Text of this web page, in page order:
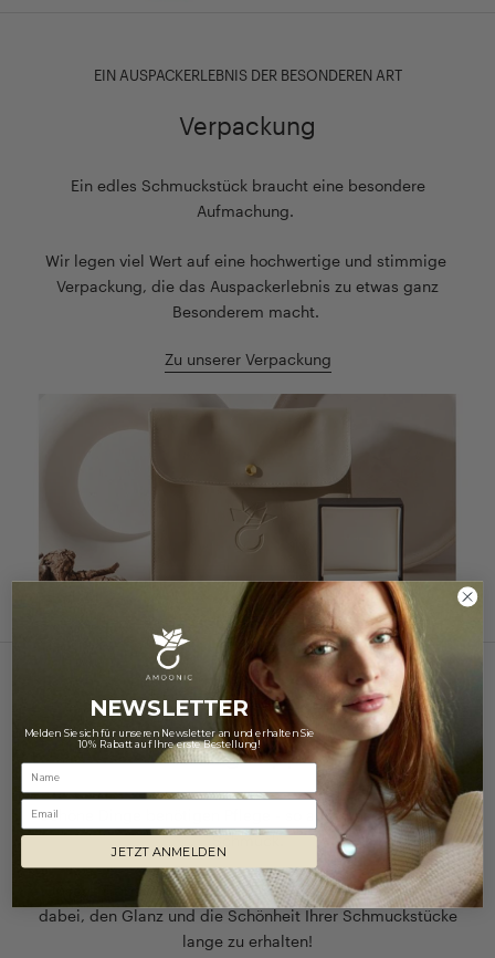
EIN AUSPACKERLEBNIS DER BESONDEREN ART
Verpackung
Ein edles Schmuckstück braucht eine besondere
Aufmachung.
Wir legen viel Wert auf eine hochwertige und stimmige
Verpackung, die das Auspackerlebnis zu etwas ganz
Besonderem macht.
Zu unserer Verpackung
NUR DAS BESTE FÜR IHREN SCHMUCK
Pflegetipps
Schöne Dinge benötigen Pflege - so auch unser geliebter
Schmuck.
Unsere Tipps zur richtigen Schmuckpflege helfen Ihnen
dabei, den Glanz und die Schönheit Ihrer Schmuckstücke
lange zu erhalten!
NEWSLETTER
Melden Sie sich für unseren Newsletter an und erhalten Sie
10% Rabatt auf Ihre erste Bestellung!
Email
JETZT ANMELDEN